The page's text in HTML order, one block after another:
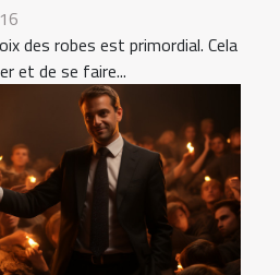
des robes est primordial. Cela
et de se faire...